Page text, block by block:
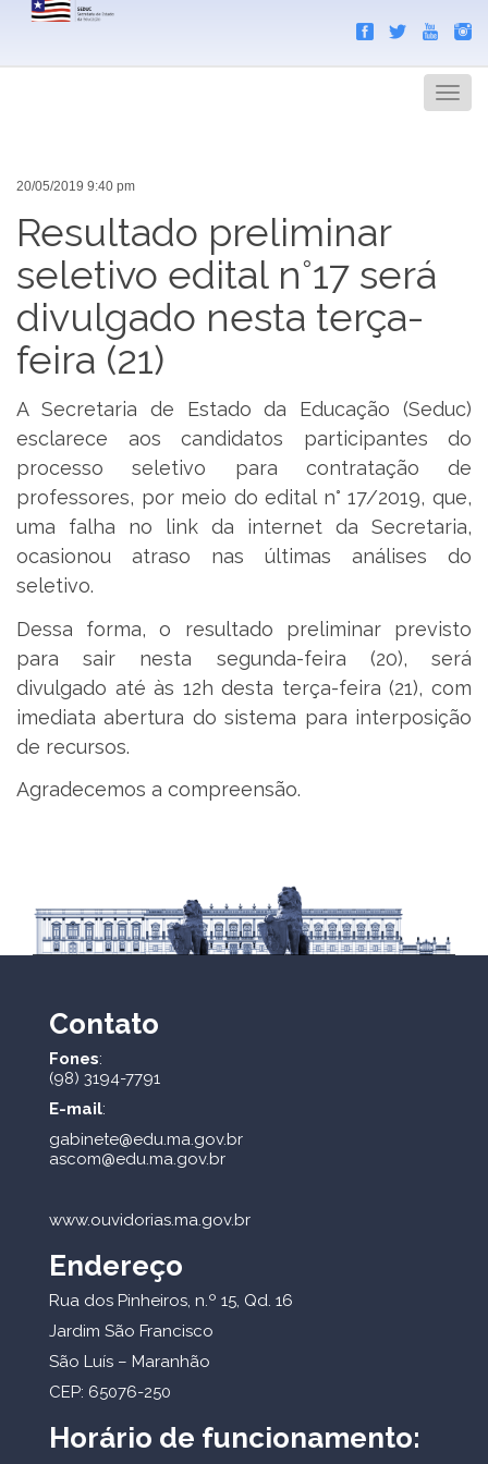
Menu
20/05/2019 9:40 pm
Resultado preliminar
seletivo edital n°17 será
divulgado nesta terça-
feira (21)
A Secretaria de Estado da Educação (Seduc)
esclarece aos candidatos participantes do
processo seletivo para contratação de
professores, por meio do edital n° 17/2019, que,
uma falha no link da internet da Secretaria,
ocasionou atraso nas últimas análises do
seletivo.
Dessa forma, o resultado preliminar previsto
para sair nesta segunda-feira (20), será
divulgado até às 12h desta terça-feira (21), com
imediata abertura do sistema para interposição
de recursos.
Agradecemos a compreensão.
Contato
Fones:
(98) 3194-7791
E-mail:
gabinete@edu.ma.gov.br
ascom@edu.ma.gov.br
www.ouvidorias.ma.gov.br
Endereço
Rua dos Pinheiros, n.º 15, Qd. 16
Jardim São Francisco
São Luís – Maranhão
CEP: 65076-250
Horário de funcionamento: